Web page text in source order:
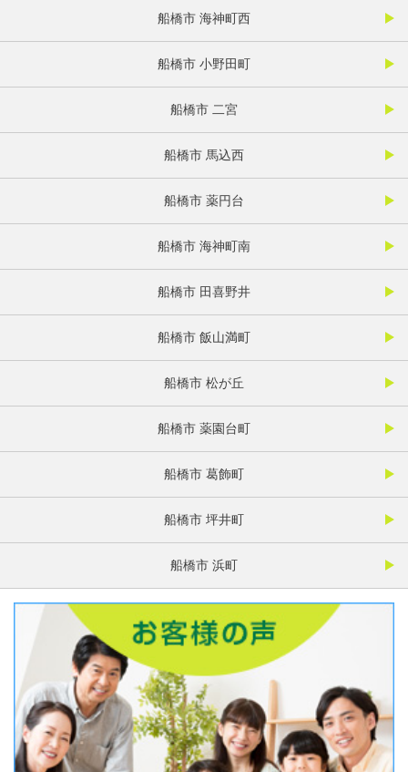
船橋市 海神町西
船橋市 小野田町
船橋市 二宮
船橋市 馬込西
船橋市 薬円台
船橋市 海神町南
船橋市 田喜野井
船橋市 飯山満町
船橋市 松が丘
船橋市 薬園台町
船橋市 葛飾町
船橋市 坪井町
船橋市 浜町